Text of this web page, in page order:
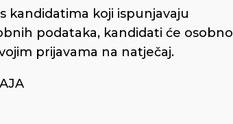
kandidatima koji ispunjavaju
podataka, kandidati će osobno
prijavama na natječaj.